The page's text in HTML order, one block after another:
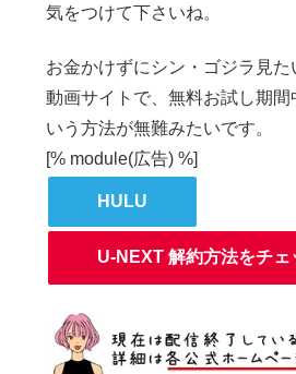
気をつけて下さいね。
お金かけずにシン・ゴジラ見
動画サイトで、無料お試し期
いう方法が無難みたいです。
[% module(広告) %]
HULU
U-NEXT 解約方法をチェ